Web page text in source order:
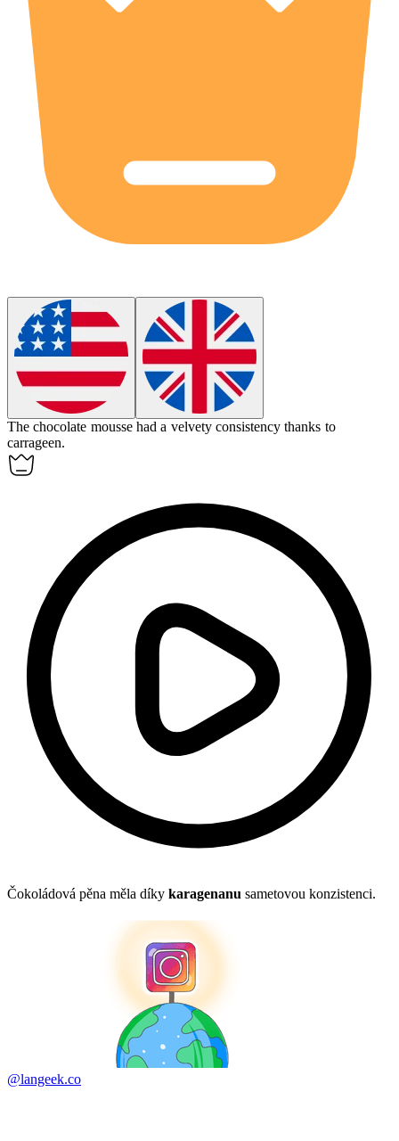
The chocolate mousse had a velvety consistency thanks to
carrageen.
Čokoládová pěna měla díky karagenanu sametovou konzistenci.
@langeek.co